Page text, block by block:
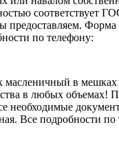
соответствует
предоставляем.
по телефону:
масленичный в мешках
в любых объемах!
необходимые
Все подробности по